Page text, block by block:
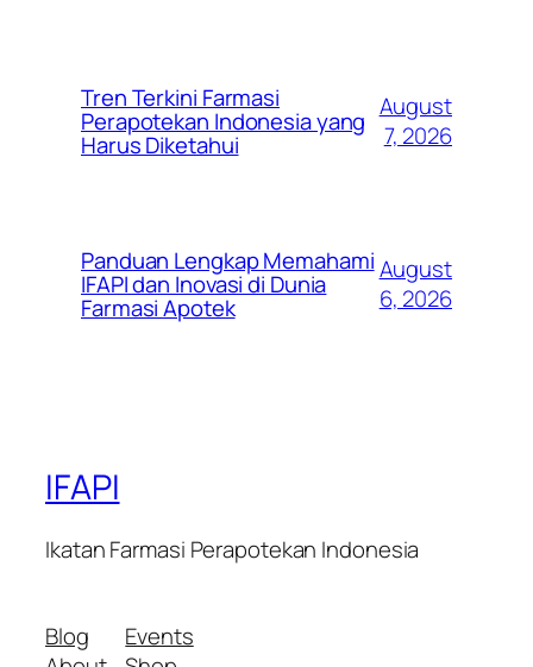
Tren Terkini Farmasi
Perapotekan Indonesia yang
Harus Diketahui
August
7, 2026
Panduan Lengkap Memahami
IFAPI dan Inovasi di Dunia
Farmasi Apotek
August
6, 2026
IFAPI
Ikatan Farmasi Perapotekan Indonesia
Blog
Events